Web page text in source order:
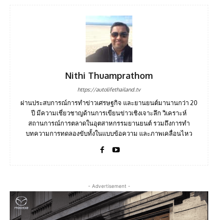
Nithi Thuamprathom
https://autolifethailand.tv
ผ่านประสบการณ์การทำข่าวเศรษฐกิจ และยานยนต์มานานกว่า 20
ปี มีความเชี่ยวชาญด้านการเขียนข่าวเชิงเจาะลึก วิเคราะห์
สถานการณ์การตลาดในอุตสาหกรรมยานยนต์ รวมถึงการทำ
บทความการทดลองขับทั้งในแบบข้อความ และภาพเคลื่อนไหว
- Advertisement -